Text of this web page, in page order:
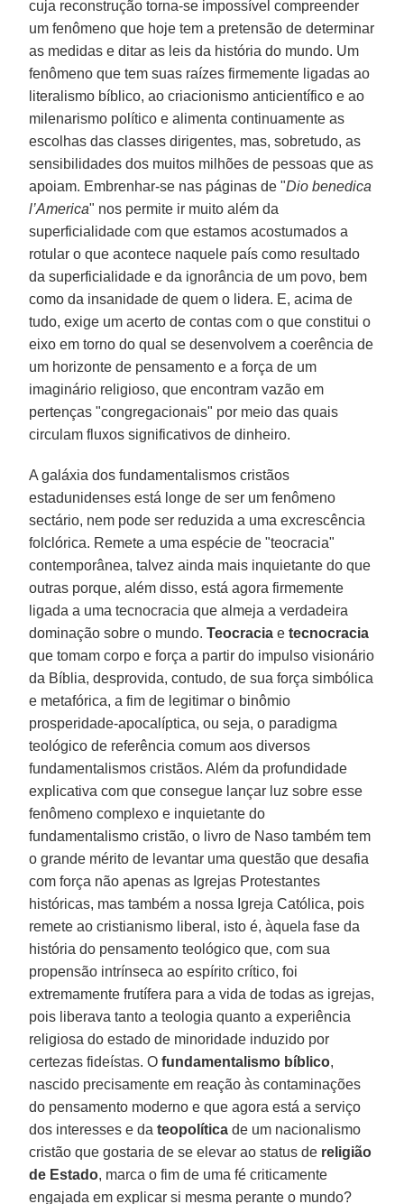
cuja reconstrução torna-se impossível compreender
um fenômeno que hoje tem a pretensão de determinar
as medidas e ditar as leis da história do mundo. Um
fenômeno que tem suas raízes firmemente ligadas ao
literalismo bíblico, ao criacionismo anticientífico e ao
milenarismo político e alimenta continuamente as
escolhas das classes dirigentes, mas, sobretudo, as
sensibilidades dos muitos milhões de pessoas que as
apoiam. Embrenhar-se nas páginas de "Dio benedica
l’America" nos permite ir muito além da
superficialidade com que estamos acostumados a
rotular o que acontece naquele país como resultado
da superficialidade e da ignorância de um povo, bem
como da insanidade de quem o lidera. E, acima de
tudo, exige um acerto de contas com o que constitui o
eixo em torno do qual se desenvolvem a coerência de
um horizonte de pensamento e a força de um
imaginário religioso, que encontram vazão em
pertenças "congregacionais" por meio das quais
circulam fluxos significativos de dinheiro.
A galáxia dos fundamentalismos cristãos
estadunidenses está longe de ser um fenômeno
sectário, nem pode ser reduzida a uma excrescência
folclórica. Remete a uma espécie de "teocracia"
contemporânea, talvez ainda mais inquietante do que
outras porque, além disso, está agora firmemente
ligada a uma tecnocracia que almeja a verdadeira
dominação sobre o mundo.Teocracia e tecnocracia
que tomam corpo e força a partir do impulso visionário
da Bíblia, desprovida, contudo, de sua força simbólica
e metafórica, a fim de legitimar o binômio
prosperidade-apocalíptica, ou seja, o paradigma
teológico de referência comum aos diversos
fundamentalismos cristãos. Além da profundidade
explicativa com que consegue lançar luz sobre esse
fenômeno complexo e inquietante do
fundamentalismo cristão, o livro de Naso também tem
o grande mérito de levantar uma questão que desafia
com força não apenas as Igrejas Protestantes
históricas, mas também a nossa Igreja Católica, pois
remete ao cristianismo liberal, isto é, àquela fase da
história do pensamento teológico que, com sua
propensão intrínseca ao espírito crítico, foi
extremamente frutífera para a vida de todas as igrejas,
pois liberava tanto a teologia quanto a experiência
religiosa do estado de minoridade induzido por
certezas fideístas. Ofundamentalismo bíblico,
nascido precisamente em reação às contaminações
do pensamento moderno e que agora está a serviço
dos interesses e da teopolítica de um nacionalismo
cristão que gostaria de se elevar ao status de religião
de Estado, marca o fim de uma fé criticamente
engajada em explicar si mesma perante o mundo?